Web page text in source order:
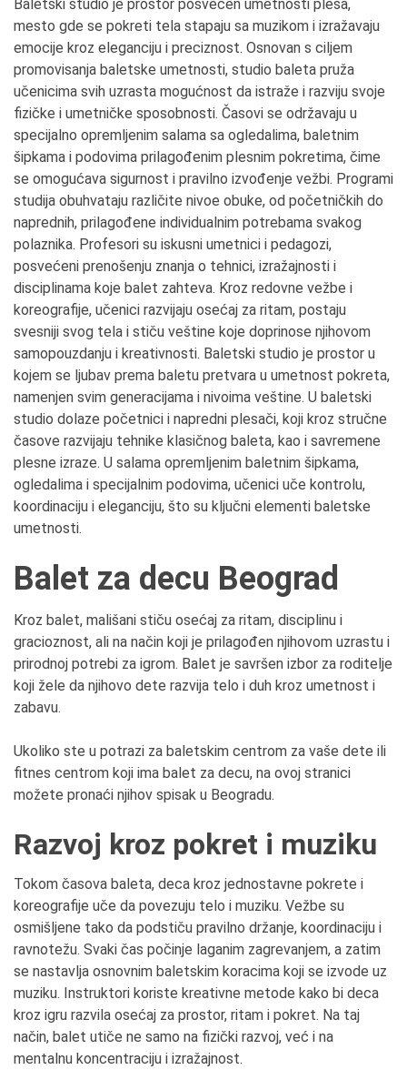
Baletski studio je prostor posvećen umetnosti plesa,
mesto gde se pokreti tela stapaju sa muzikom i izražavaju
emocije kroz eleganciju i preciznost. Osnovan s ciljem
promovisanja baletske umetnosti, studio baleta pruža
učenicima svih uzrasta mogućnost da istraže i razviju svoje
fizičke i umetničke sposobnosti. Časovi se održavaju u
specijalno opremljenim salama sa ogledalima, baletnim
šipkama i podovima prilagođenim plesnim pokretima, čime
se omogućava sigurnost i pravilno izvođenje vežbi. Programi
studija obuhvataju različite nivoe obuke, od početničkih do
naprednih, prilagođene individualnim potrebama svakog
polaznika. Profesori su iskusni umetnici i pedagozi,
posvećeni prenošenju znanja o tehnici, izražajnosti i
disciplinama koje balet zahteva. Kroz redovne vežbe i
koreografije, učenici razvijaju osećaj za ritam, postaju
svesniji svog tela i stiču veštine koje doprinose njihovom
samopouzdanju i kreativnosti. Baletski studio je prostor u
kojem se ljubav prema baletu pretvara u umetnost pokreta,
namenjen svim generacijama i nivoima veštine. U baletski
studio dolaze početnici i napredni plesači, koji kroz stručne
časove razvijaju tehnike klasičnog baleta, kao i savremene
plesne izraze. U salama opremljenim baletnim šipkama,
ogledalima i specijalnim podovima, učenici uče kontrolu,
koordinaciju i eleganciju, što su ključni elementi baletske
umetnosti.
Balet za decu Beograd
Kroz balet, mališani stiču osećaj za ritam, disciplinu i
gracioznost, ali na način koji je prilagođen njihovom uzrastu i
prirodnoj potrebi za igrom. Balet je savršen izbor za roditelje
koji žele da njihovo dete razvija telo i duh kroz umetnost i
zabavu.
Ukoliko ste u potrazi za baletskim centrom za vaše dete ili
fitnes centrom koji ima balet za decu, na ovoj stranici
možete pronaći njihov spisak u Beogradu.
Razvoj kroz pokret i muziku
Tokom časova baleta, deca kroz jednostavne pokrete i
koreografije uče da povezuju telo i muziku. Vežbe su
osmišljene tako da podstiču pravilno držanje, koordinaciju i
ravnotežu. Svaki čas počinje laganim zagrevanjem, a zatim
se nastavlja osnovnim baletskim koracima koji se izvode uz
muziku. Instruktori koriste kreativne metode kako bi deca
kroz igru razvila osećaj za prostor, ritam i pokret. Na taj
način, balet utiče ne samo na fizički razvoj, već i na
mentalnu koncentraciju i izražajnost.